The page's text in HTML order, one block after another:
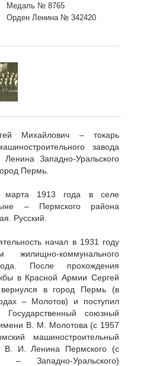
Медаль № 8765
Орден Ленина № 342420
Михайлович – токарь
завода
Западно-Уральского
Пермь.
марта 1913 года в селе
– Пермского района
Русский.
начал в 1931 году
жилищно-коммунального
После прохождения
в Красной Армии Сергей
в город Пермь (в
– Молотов) и поступил
Государственный союзный
В. М. Молотова (с 1957
машиностроительный
В. И. Ленина Пермского (с
Западно-Уральского)